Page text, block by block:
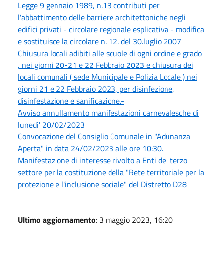
Legge 9 gennaio 1989, n.13 contributi per
l'abbattimento delle barriere architettoniche negli
edifici privati - circolare regionale esplicativa - modifica
e sostituisce la circolare n. 12. del 30.luglio 2007
Chiusura locali adibiti alle scuole di ogni ordine e grado
, nei giorni 20-21 e 22 Febbraio 2023 e chiusura dei
locali comunali ( sede Municipale e Polizia Locale ) nei
giorni 21 e 22 Febbraio 2023, per disinfezione,
disinfestazione e sanificazione.-
Avviso annullamento manifestazioni carnevalesche di
lunedi' 20/02/2023
Convocazione del Consiglio Comunale in "Adunanza
Aperta" in data 24/02/2023 alle ore 10:30.
Manifestazione di interesse rivolto a Enti del terzo
settore per la costituzione della "Rete territoriale per la
protezione e l'inclusione sociale" del Distretto D28
Ultimo aggiornamento: 3 maggio 2023, 16:20